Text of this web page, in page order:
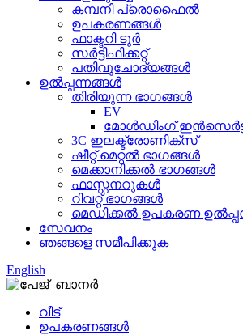
കമ്പനി പ്രൊഫൈൽ
ഉപകരണങ്ങൾ
ഫാക്ടറി ടൂർ
സർട്ടിഫിക്കറ്റ്
പതിവുചോദ്യങ്ങൾ
ഉൽപ്പന്നങ്ങൾ
തിരിയുന്ന ഭാഗങ്ങൾ
EV
മോൾഡിംഗ്
3C ഇലക്ട്രോണിക്സ്
ഷീറ്റ് മെറ്റൽ ഭാഗങ്ങൾ
മെക്കാനിക്കൽ ഭാഗങ്ങൾ
ഫാസ്റ്റനറുകൾ
റിവറ്റ് ഭാഗങ്ങൾ
മെഡിക്കൽ ഉപകരണ
സേവനം
ഞങ്ങളെ സമീപിക്കുക
English
വീട്
ഉപകരണങ്ങൾ